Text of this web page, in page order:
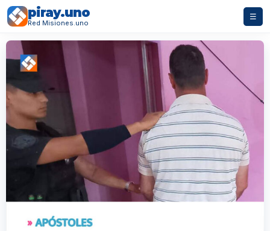
piray.uno
Red Misiones.uno
☰